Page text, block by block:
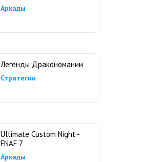
Аркады
Легенды Дракономании
Стратегии
Ultimate Custom Night -
FNAF 7
Аркады